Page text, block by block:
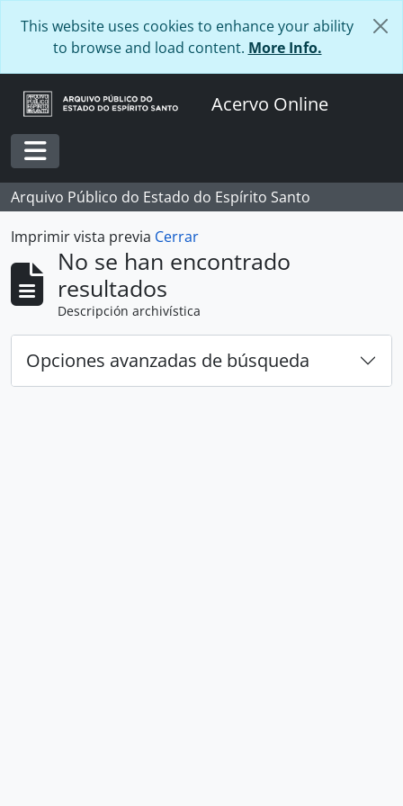
This website uses cookies to enhance your ability
to browse and load content. More Info.
Acervo Online
Toggle navigation
Arquivo Público do Estado do Espírito Santo
Imprimir vista previa Cerrar
No se han encontrado
resultados
Descripción archivística
Opciones avanzadas de búsqueda